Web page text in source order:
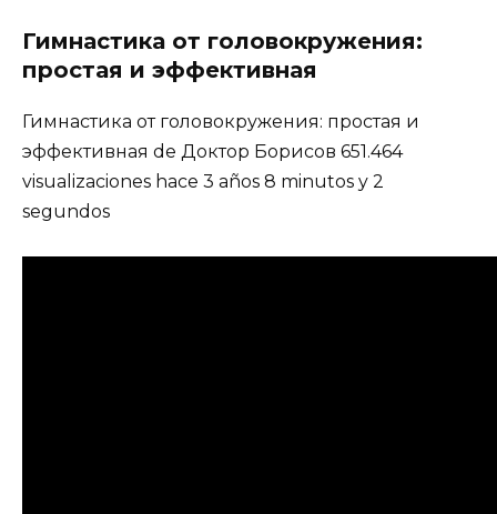
Гимнастика от головокружения:
простая и эффективная
Гимнастика от головокружения: простая и
эффективная de Доктор Борисов 651.464
visualizaciones hace 3 años 8 minutos y 2
segundos